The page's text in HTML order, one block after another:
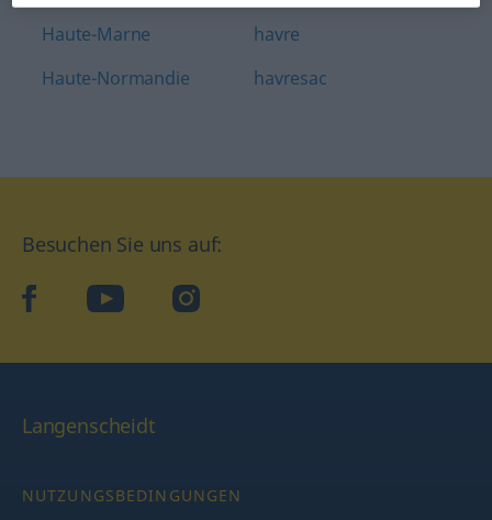
Haute-Marne
Haute-Normandie
havre
havresac
Besuchen Sie uns auf:
facebookYouTube Instagram
Langenscheidt
NUTZUNGSBEDINGUNGEN